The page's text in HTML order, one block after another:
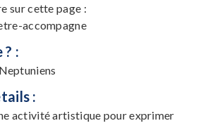
sur cette page :
accompagne
:
:
activité artistique pour exprimer